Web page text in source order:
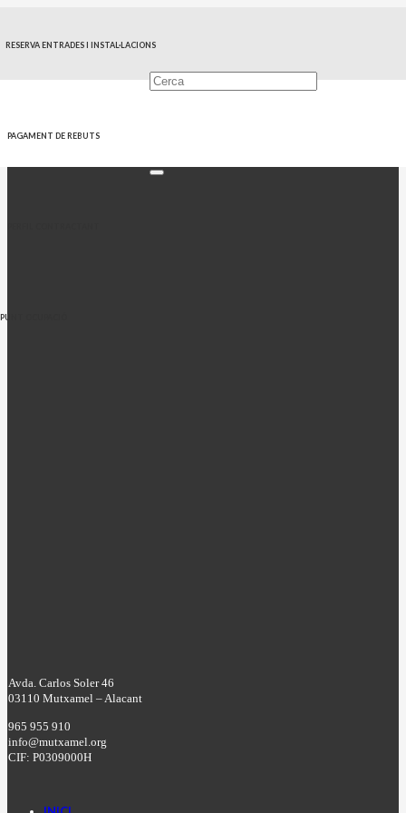
RESERVA ENTRADES I INSTAL·LACIONS
PAGAMENT DE REBUTS
PUNT OCUPACIÓ
Avda. Carlos Soler 46
03110 Mutxamel – Alacant
965 955 910
info@mutxamel.org
CIF: P0309000H